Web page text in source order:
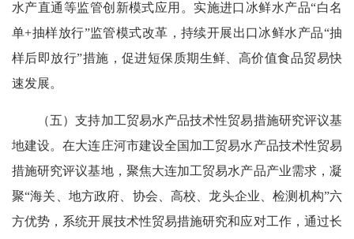
水产直通等监管创新模式应用。实施进口冰鲜水产品“白名
单+抽样放行”监管模式改革，持续开展出口冰鲜水产品“抽
样后即放行”措施，促进短保质期生鲜、高价值食品贸易快
速发展。
（五）支持加工贸易水产品技术性贸易措施研究评议基
地建设。在大连庄河市建设全国加工贸易水产品技术性贸易
措施研究评议基地，聚焦大连加工贸易水产品产业需求，凝
聚“海关、地方政府、协会、高校、龙头企业、检测机构”六
方优势，系统开展技术性贸易措施研究和应对工作，通过长